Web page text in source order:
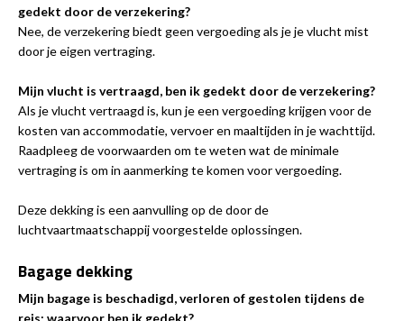
gedekt door de verzekering?
Nee, de verzekering biedt geen vergoeding als je je vlucht mist
door je eigen vertraging.
Mijn vlucht is vertraagd, ben ik gedekt door de verzekering?
Als je vlucht vertraagd is, kun je een vergoeding krijgen voor de
kosten van accommodatie, vervoer en maaltijden in je wachttijd.
Raadpleeg de voorwaarden om te weten wat de minimale
vertraging is om in aanmerking te komen voor vergoeding.
Deze dekking is een aanvulling op de door de
luchtvaartmaatschappij voorgestelde oplossingen.
Bagage dekking
Mijn bagage is beschadigd, verloren of gestolen tijdens de
reis: waarvoor ben ik gedekt?